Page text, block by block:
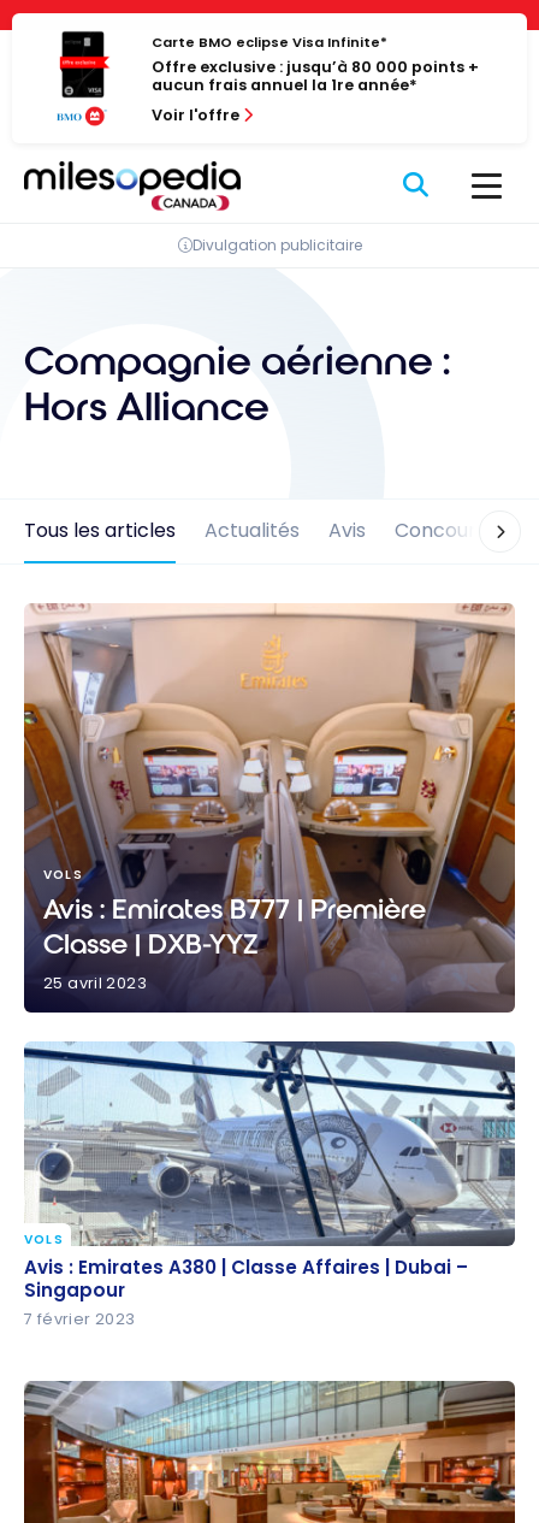
Panneau de gestion des cookies
Passer
contenu
Carte BMO eclipse Visa Infinite*
Offre exclusive : jusqu’à 80 000 points +
aucun frais annuel la 1re année*
Voir l'offre
Divulgation publicitaire
Compagnie aérienne :
Hors Alliance
Tous les articles Actualités Avis Concours
VOLS
Avis : Emirates B777 | Première
Classe | DXB-YYZ
25 avril 2023
Avis : Emirates A380 | Classe Affaires | Dubai –
Singapour
VOLS
Avis : Emirates A380 | Classe Affaires | Dubai –
Singapour
7 février 2023